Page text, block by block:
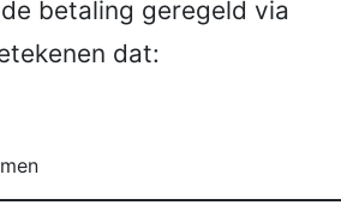
betaling geregeld via
dat: